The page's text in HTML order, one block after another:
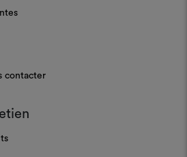
contacter